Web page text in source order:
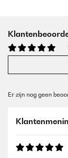
Er zijn nog geen